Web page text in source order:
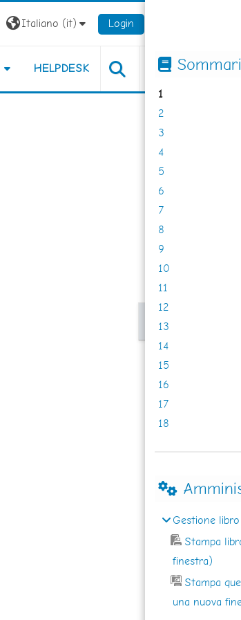
Blocchi
1
2
3
4
5
6
7
8
9
10
11
12
13
14
15
16
17
18
Gestione libro
Stampa
finestra)
Stampa
una nuova
Italiano ‎(it)‎ Login
HELPDESK